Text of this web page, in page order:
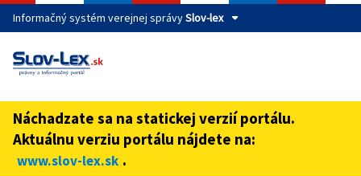
Informačný systém verejnej správySlov-lex
Táto stránka je zabezpečená
cez zabezpečenú webovú stránku verejnej správy SR.
Zabezpečená stránka vždy začína https:// pred názvom
domény webového sídla.
Náchadzate sa na statickej verzií portálu.
Aktuálnu verziu portálu nájdete na:
www.slov-lex.sk .